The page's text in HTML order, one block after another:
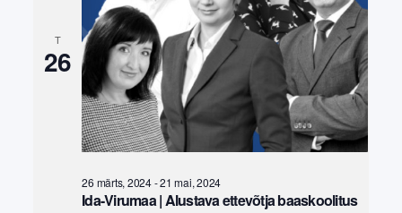
T
26
26 märts, 2024-21 mai, 2024
Ida-Virumaa | Alustava ettevõtja baaskoolitus